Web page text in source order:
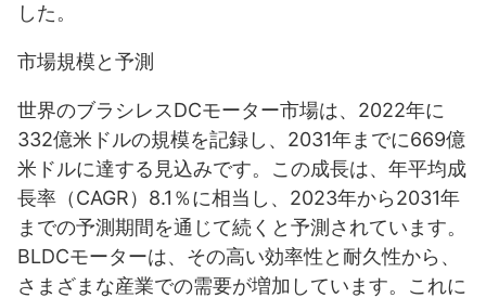
した。
市場規模と予測
世界のブラシレスDCモーター市場は、2022年に
332億米ドルの規模を記録し、2031年までに669億
米ドルに達する見込みです。この成長は、年平均成
長率（CAGR）8.1％に相当し、2023年から2031年
までの予測期間を通じて続くと予測されています。
BLDCモーターは、その高い効率性と耐久性から、
さまざまな産業での需要が増加しています。これに